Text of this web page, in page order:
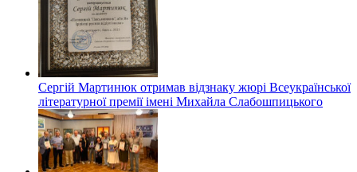
Сергій Мартинюк отримав відзнаку жюрі Всеукраїнської
літературної премії імені Михайла Слабошпицького